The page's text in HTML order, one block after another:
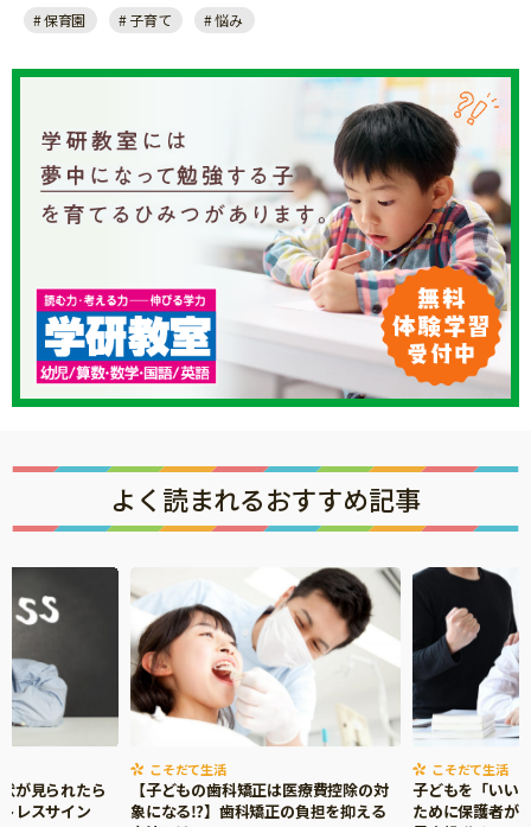
保育園 子育て 悩み
よく読まれるおすすめ記事
が見られたら
レスサイン
こそだて生活
【子どもの歯科矯正は医療費控除の対
象になる⁉】歯科矯正の負担を抑える
こそだて生活
子どもを「いい
ために保護者が